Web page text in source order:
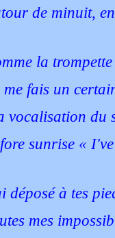
de minuit,
la
me fais un
vocalisation du
sunrise «
déposé à tes
mes